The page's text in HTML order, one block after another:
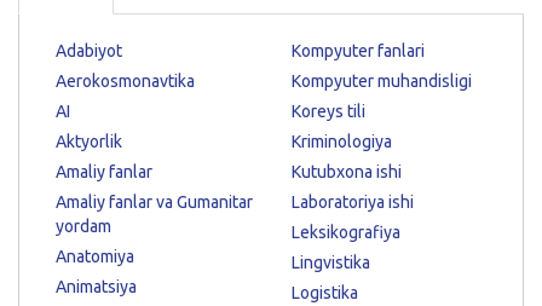
Adabiyot
Aerokosmonavtika
AI
Aktyorlik
Amaliy fanlar
Amaliy fanlar va Gumanitar
yordam
Anatomiya
Animatsiya
Kompyuter fanlari
Kompyuter muhandisligi
Koreys tili
Kriminologiya
Kutubxona ishi
Laboratoriya ishi
Leksikografiya
Lingvistika
Logistika